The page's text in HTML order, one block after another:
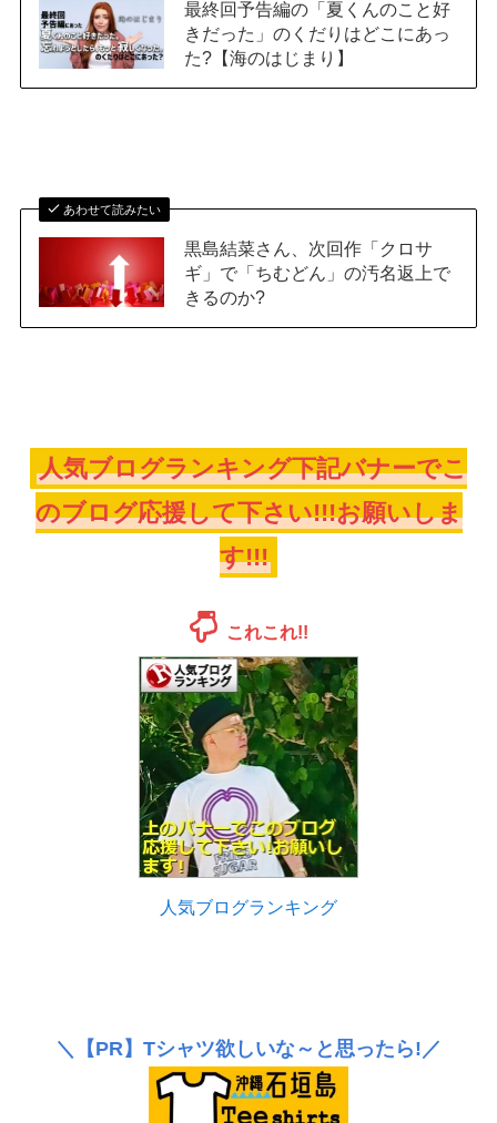
最終回予告編の「夏くんのこと好
きだった」のくだりはどこにあっ
た?【海のはじまり】
あわせて読みたい
黒島結菜さん、次回作「クロサ
ギ」で「ちむどん」の汚名返上で
きるのか?
人気ブログランキング下記バナーでこ
のブログ応援して下さい!!!お願いしま
す!!!
これこれ!!
人気ブログランキング
＼ 【PR】 Tシャツ欲しいな～と思ったら!／